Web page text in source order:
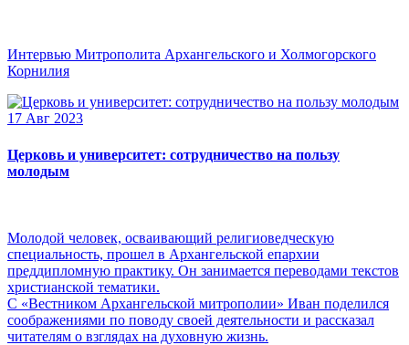
Интервью Митрополита Архангельского и Холмогорского
Корнилия
17 Авг 2023
Церковь и университет: сотрудничество на пользу
молодым
Молодой человек, осваивающий религиоведческую
специальность, прошел в Архангельской епархии
преддипломную практику. Он занимается переводами текстов
христианской тематики.
С «Вестником Архангельской митрополии» Иван поделился
соображениями по поводу своей деятельности и рассказал
читателям о взглядах на духовную жизнь.